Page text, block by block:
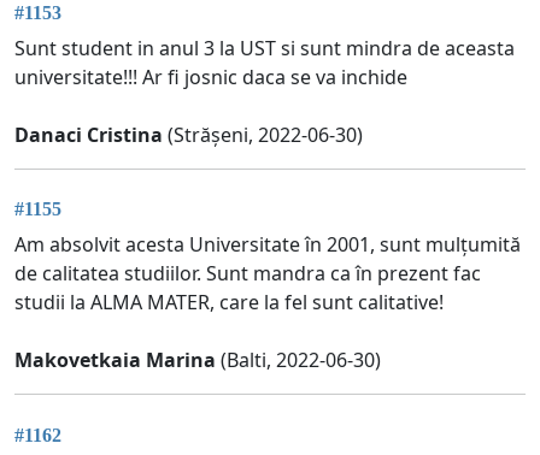
#1153
Sunt student in anul 3 la UST si sunt mindra de aceasta
universitate!!! Ar fi josnic daca se va inchide
Danaci Cristina (Strășeni, 2022-06-30)
#1155
Am absolvit acesta Universitate în 2001, sunt mulțumită
de calitatea studiilor. Sunt mandra ca în prezent fac
studii la ALMA MATER, care la fel sunt calitative!
Makovetkaia Marina (Balti, 2022-06-30)
#1162